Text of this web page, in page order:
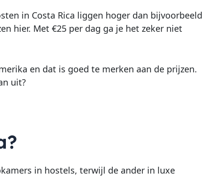
in Costa Rica liggen hoger dan bijvoorbeeld
hier. Met €25 per dag ga je het zeker niet
en dat is goed te merken aan de prijzen.
uit?
in hostels, terwijl de ander in luxe